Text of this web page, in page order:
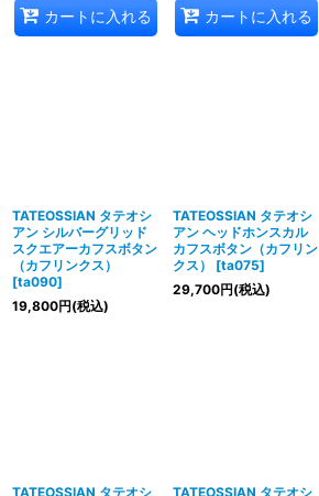
カートに入れる カートに入れる
TATEOSSIAN タテオシ
アン シルバーグリッド
スクエアーカフスボタン
（カフリンクス）
[ta090]
19,800円(税込)
TATEOSSIAN タテオシ
アン ヘッドホンスカル
カフスボタン（カフリン
クス）
[ta075]
29,700円(税込)
TATEOSSIAN タテオシ TATEOSSIAN タテオシ